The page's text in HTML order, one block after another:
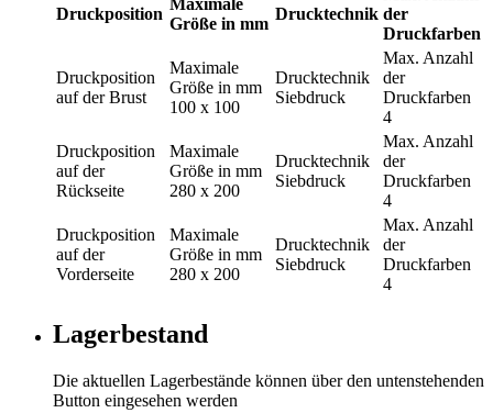
Druckposition
Größe in mm
Drucktechnik der
Druckfarben
Druckposition
auf der Brust
Maximale
Größe in mm
100 x 100
Drucktechnik
Siebdruck
Max. Anzahl
der
Druckfarben
4
Druckposition
auf der
Rückseite
Maximale
Größe in mm
280 x 200
Drucktechnik
Siebdruck
Max. Anzahl
der
Druckfarben
4
Druckposition
auf der
Vorderseite
Maximale
Größe in mm
280 x 200
Drucktechnik
Siebdruck
Max. Anzahl
der
Druckfarben
4
Lagerbestand
Die aktuellen Lagerbestände können über den untenstehenden
Button eingesehen werden